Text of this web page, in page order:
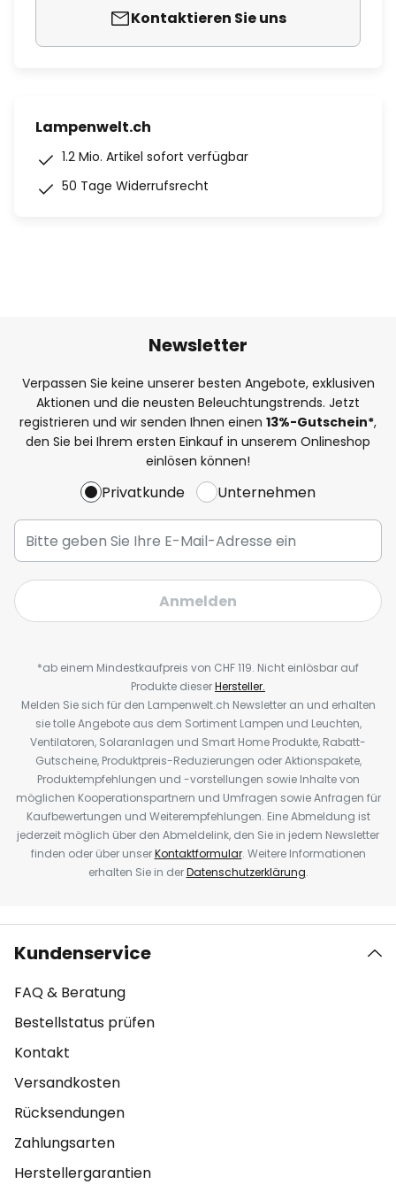
Kontaktieren Sie uns
Lampenwelt.ch
1.2 Mio. Artikel sofort verfügbar
50 Tage Widerrufsrecht
Newsletter
Verpassen Sie keine unserer besten Angebote, exklusiven
Aktionen und die neusten Beleuchtungstrends. Jetzt
registrieren und wir senden Ihnen einen 13%-Gutschein*,
den Sie bei Ihrem ersten Einkauf in unserem Onlineshop
einlösen können!
Privatkunde Unternehmen
Anmelden
*ab einem Mindestkaufpreis von CHF 119. Nicht einlösbar auf
Produkte dieserHersteller.
Melden Sie sich für den Lampenwelt.ch Newsletter an und erhalten
sie tolle Angebote aus dem Sortiment Lampen und Leuchten,
Ventilatoren, Solaranlagen und Smart Home Produkte, Rabatt-
Gutscheine, Produktpreis-Reduzierungen oder Aktionspakete,
Produktempfehlungen und -vorstellungen sowie Inhalte von
möglichen Kooperationspartnern und Umfragen sowie Anfragen für
Kaufbewertungen und Weiterempfehlungen. Eine Abmeldung ist
jederzeit möglich über den Abmeldelink, den Sie in jedem Newsletter
finden oder über unserKontaktformular. Weitere Informationen
erhalten Sie in derDatenschutzerklärung.
Kundenservice
FAQ & Beratung
Bestellstatus prüfen
Kontakt
Versandkosten
Rücksendungen
Zahlungsarten
Herstellergarantien